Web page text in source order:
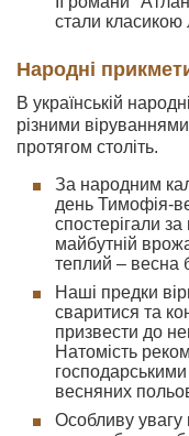
стали класикою
Народні
В українській
різними
протягом століть.
За народним
день Тимофія-
спостерігали
майбутній
теплий – весна
Наші предки
сваритися та
призвести до
Натомість
весняних
Особливу